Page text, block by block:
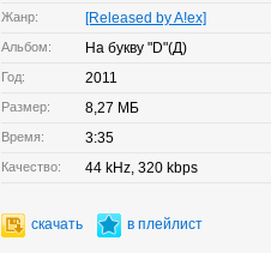
Жанр: [Released by A!ex]
Альбом: На букву "D"(Д)
Год: 2011
Размер: 8,27 МБ
Время: 3:35
Качество: 44 kHz, 320 kbps
скачать в плейлист